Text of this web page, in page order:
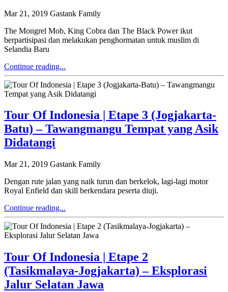
Mar 21, 2019 Gastank Family
The Mongrel Mob, King Cobra dan The Black Power ikut
berpartisipasi dan melakukan penghormatan untuk muslim di
Selandia Baru
Continue reading...
Tour Of Indonesia | Etape 3 (Jogjakarta-
Batu) – Tawangmangu Tempat yang Asik
Didatangi
Mar 21, 2019 Gastank Family
Dengan rute jalan yang naik turun dan berkelok, lagi-lagi motor
Royal Enfield dan skill berkendara peserta diuji.
Continue reading...
Tour Of Indonesia | Etape 2
(Tasikmalaya-Jogjakarta) – Eksplorasi
Jalur Selatan Jawa